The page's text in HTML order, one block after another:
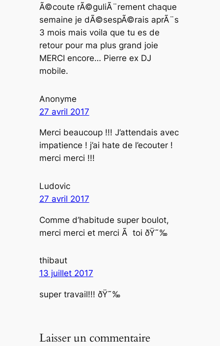
Ã©coute rÃ©guliÃ¨rement chaque
semaine je dÃ©sespÃ©rais aprÃ¨s
3 mois mais voila que tu es de
retour pour ma plus grand joie
MERCI encore… Pierre ex DJ
mobile.
Anonyme
27 avril 2017
Merci beaucoup !!! J’attendais avec
impatience ! j’ai hate de l’ecouter !
merci merci !!!
Ludovic
27 avril 2017
Comme d’habitude super boulot,
merci merci et merci Ã toi ðŸ˜‰
thibaut
13 juillet 2017
super travail!!! ðŸ˜‰
Laisser un commentaire